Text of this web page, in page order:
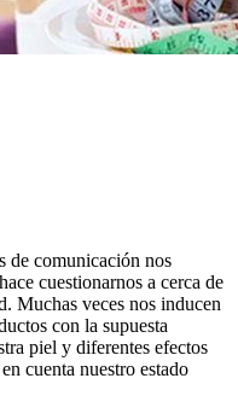
de comunicación nos
cuestionarnos a cerca de
Muchas veces nos inducen
con la supuesta
piel y diferentes efectos
cuenta nuestro estado